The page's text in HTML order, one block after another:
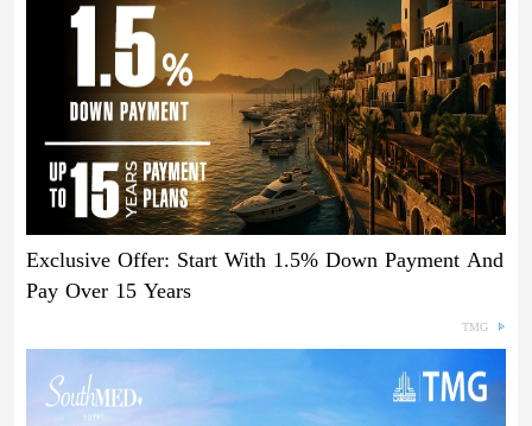
Exclusive Offer: Start With 1.5% Down Payment And
Pay Over 15 Years
TMG